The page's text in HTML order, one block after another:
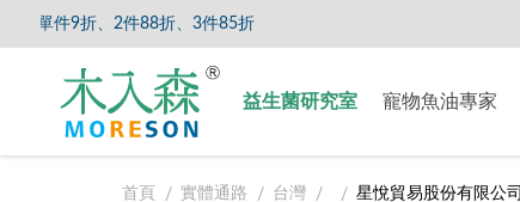
單件9折、2件88折、3件85折
益生菌研究室 寵物魚油專家
首頁 實體通路 台灣 星悅貿易股份有限公司